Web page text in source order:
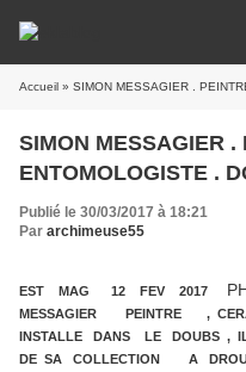
Accueil » SIMON MESSAGIER . PEINTRE
SIMON MESSAGIER . PEINTRE . CERAMISTE .
Publié le 30/03/2017 à 18:21
Par archimeuse55
EST MAG 12 FEV 2017
MESSAGIER PEINTRE ,
INSTALLE DANS LE DOUBS ,
DE SA COLLECTION A